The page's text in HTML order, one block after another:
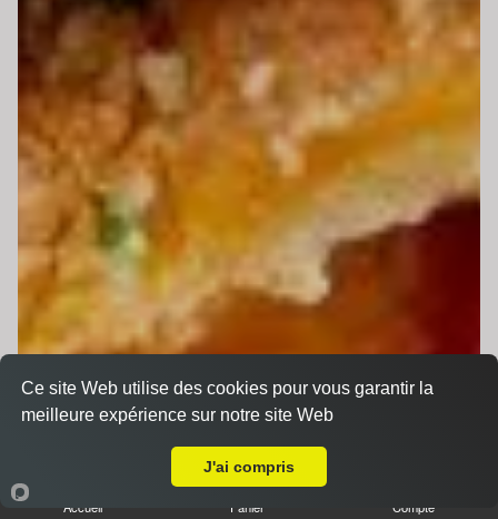
Accueil Panier Compte
Ce site Web utilise des cookies pour vous garantir la
meilleure expérience sur notre site Web
J'ai compris